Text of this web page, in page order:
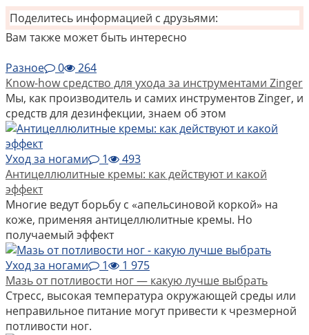
Поделитесь информацией с друзьями:
Вам также может быть интересно
Разное
0
264
Know-how средство для ухода за инструментами Zinger
Мы, как производитель и самих инструментов Zinger, и
средств для дезинфекции, знаем об этом
Уход за ногами 1
493
Антицеллюлитные кремы: как действуют и какой
эффект
Многие ведут борьбу с «апельсиновой коркой» на
коже, применяя антицеллюлитные кремы. Но
получаемый эффект
Уход за ногами
1
1 975
Мазь от потливости ног — какую лучше выбрать
Стресс, высокая температура окружающей среды или
неправильное питание могут привести к чрезмерной
потливости ног.